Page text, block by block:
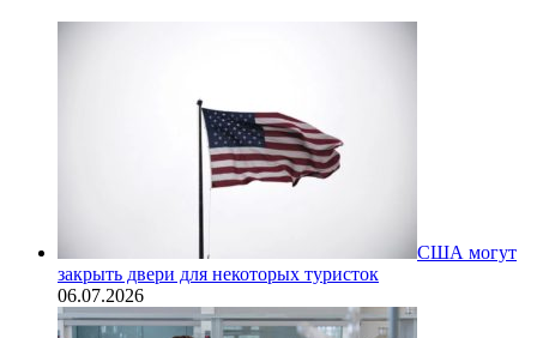
США могут
закрыть двери для некоторых туристок
06.07.2026